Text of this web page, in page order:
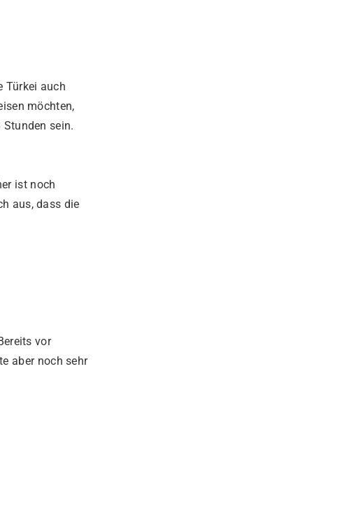
Türkei auch
möchten,
sein.
ist noch
aus, dass die
vor
aber noch sehr